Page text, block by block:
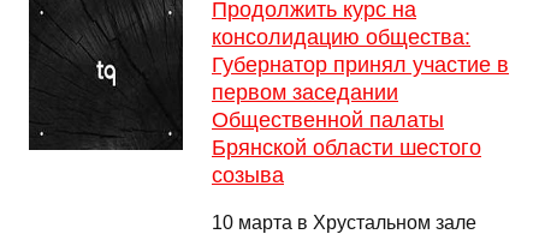
Продолжить курс на
консолидацию общества:
Губернатор принял участие в
первом заседании
Общественной палаты
Брянской области шестого
созыва
10 марта в Хрустальном зале